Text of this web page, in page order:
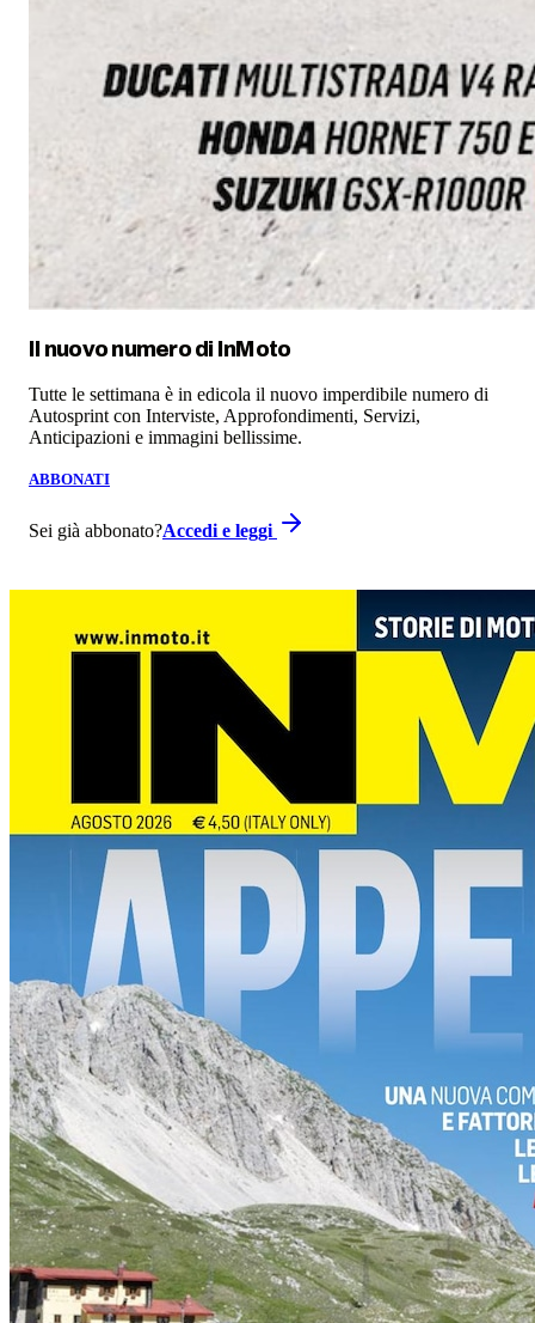
Il nuovo numero di InMoto
Tutte le settimana è in edicola il nuovo imperdibile numero di
Autosprint con Interviste, Approfondimenti, Servizi,
Anticipazioni e immagini bellissime.
ABBONATI
Sei già abbonato?Accedi e leggi